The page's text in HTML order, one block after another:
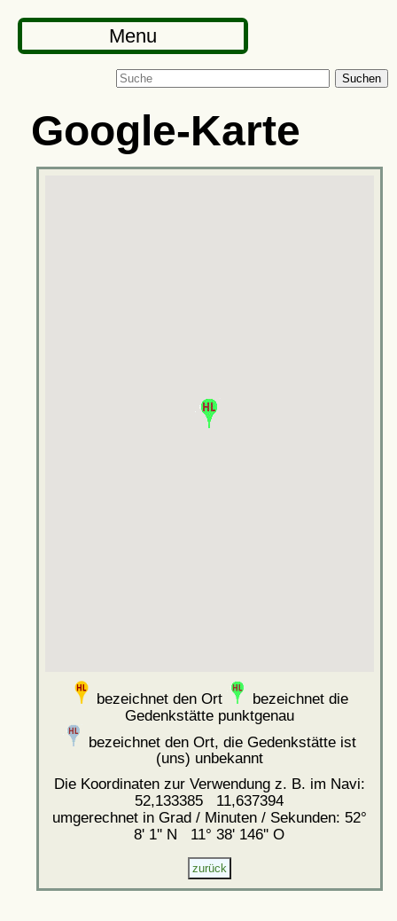
Menu
Suchen
Google-Karte
bezeichnet den Ort
bezeichnet die
Gedenkstätte punktgenau
bezeichnet den Ort, die Gedenkstätte ist
(uns) unbekannt
Die Koordinaten zur Verwendung z. B. im Navi:
52,133385 11,637394
umgerechnet in Grad / Minuten / Sekunden: 52°
8' 1'' N 11° 38' 146'' O